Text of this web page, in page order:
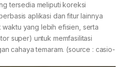
tersedia meliputi koreksi
aplikasi dan fitur lainnya
yang lebih efisien, serta
super) untuk memfasilitasi
cahaya temaram. (source : casio-